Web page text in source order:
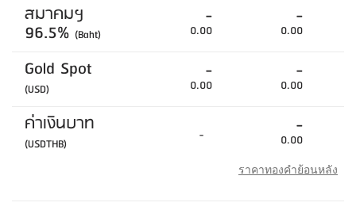
สมาคมฯ
96.5% (Baht)
-
0.00
-
0.00
Gold Spot
(USD)
-
0.00
-
0.00
ค่าเงินบาท
(USDTHB) - -
0.00
ราคาทองคำย้อนหลัง